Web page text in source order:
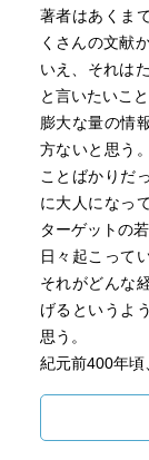
著者はあくま
くさんの文献
いえ、それは
と言いたいこ
膨大な量の情
方ないと思う
ことばかりだ
に大人になっ
ターゲットの
日々起こって
それがどんな
げるというよ
思う。
紀元前400年
一致で可決し
ったことがあ